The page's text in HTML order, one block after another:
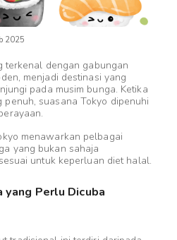
2025
terkenal dengan gabungan
menjadi destinasi yang
pada musim bunga. Ketika
suasana Tokyo dipenuhi
menawarkan pelbagai
yang bukan sahaja
untuk keperluan diet halal.
yang Perlu Dicuba